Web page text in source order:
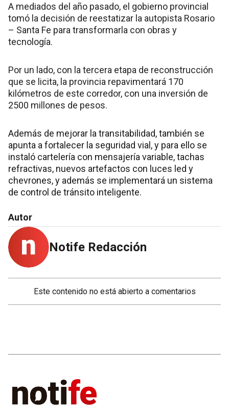
A mediados del año pasado, el gobierno provincial
tomó la decisión de reestatizar la autopista Rosario
– Santa Fe para transformarla con obras y
tecnología.
Por un lado, con la tercera etapa de reconstrucción
que se licita, la provincia repavimentará 170
kilómetros de este corredor, con una inversión de
2500 millones de pesos.
Además de mejorar la transitabilidad, también se
apunta a fortalecer la seguridad vial, y para ello se
instaló cartelería con mensajería variable, tachas
refractivas, nuevos artefactos con luces led y
chevrones, y además se implementará un sistema
de control de tránsito inteligente.
Autor
Notife Redacción
Este contenido no está abierto a comentarios